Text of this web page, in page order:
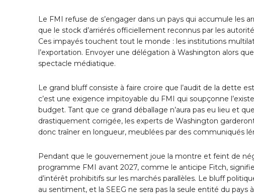
Le FMI refuse de s’engager dans un pays qui accumule les
que le stock d’arriérés officiellement reconnus par les
Ces impayés touchent tout le monde : les institutions
l’exportation. Envoyer une délégation à Washington alors
spectacle médiatique.
Le grand bluff consiste à faire croire que l’audit de la dette
c’est une exigence impitoyable du FMI qui soupçonne
budget. Tant que ce grand déballage n’aura pas eu lieu et
drastiquement corrigée, les experts de Washington
donc traîner en longueur, meublées par des communiqués
Pendant que le gouvernement joue la montre et feint de
programme FMI avant 2027, comme le anticipe Fitch,
d’intérêt prohibitifs sur les marchés parallèles. Le bluff
au sentiment, et la SEEG ne sera pas la seule entité du